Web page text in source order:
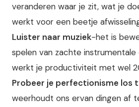
veranderen waar je zit, wat je
werkt voor een beetje
Luister naar muziek-het is
spelen van zachte
werkt je productiviteit met wel
Probeer je perfectionisme los
weerhoudt ons ervan dingen af